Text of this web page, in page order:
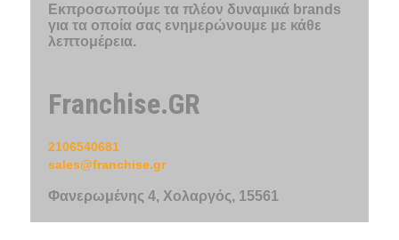
Εκπροσωπούμε τα πλέον δυναμικά brands
για τα οποία σας ενημερώνουμε με κάθε
λεπτομέρεια.
Franchise.GR
2106540681
sales@franchise.gr
Φανερωμένης 4, Χολαργός, 15561